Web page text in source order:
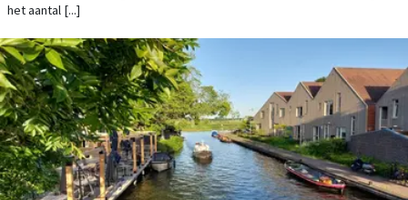
het aantal [...]